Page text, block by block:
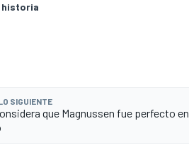
historia
SIGUIENTE
que Magnussen fue perfecto en